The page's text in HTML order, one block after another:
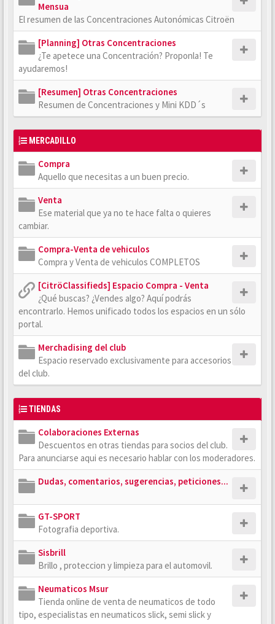
Mensua
El resumen de las Concentraciones Autonómicas Citroën
[Planning] Otras Concentraciones
¿Te apetece una Concentración? Proponla! Te
ayudaremos!
[Resumen] Otras Concentraciones
Resumen de Concentraciones y Mini KDD´s
MERCADILLO
Compra
Aquello que necesitas a un buen precio.
Venta
Ese material que ya no te hace falta o quieres
cambiar.
Compra-Venta de vehiculos
Compra y Venta de vehiculos COMPLETOS
[CitröClassifieds] Espacio Compra - Venta
¿Qué buscas? ¿Vendes algo? Aquí podrás
encontrarlo. Hemos unificado todos los espacios en un sólo
portal.
Merchadising del club
Espacio reservado exclusivamente para accesorios
del club.
TIENDAS
Colaboraciones Externas
Descuentos en otras tiendas para socios del club.
Para anunciarse aqui es necesario hablar con los moderadores.
Dudas, comentarios, sugerencias, peticiones...
GT-SPORT
Fotografia deportiva.
Sisbrill
Brillo , proteccion y limpieza para el automovil.
Neumaticos Msur
Tienda online de venta de neumaticos de todo
tipo, especialistas en neumaticos slick, semi slick y